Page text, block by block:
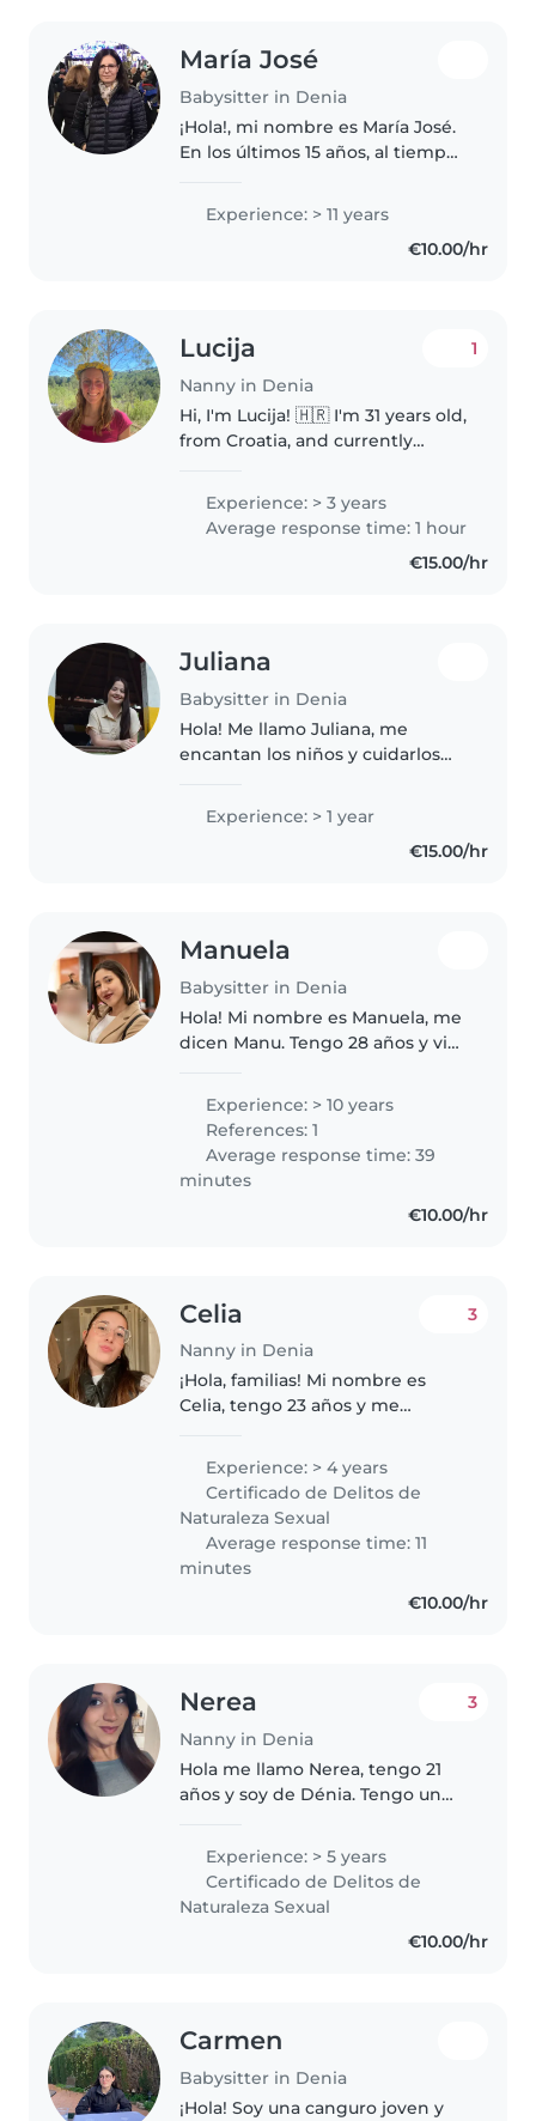
María José
Babysitter in Denia
¡Hola!, mi nombre es María José.
En los últimos 15 años, al tiempo
cuidado también de mis
sobrinos y sobrinas, de
diferentes edades (bebés, en
Experience: > 11 years
€10.00/hr
Lucija
Nanny in Denia
1
Hi, I'm Lucija! 🇭🇷 I'm 31 years old,
from Croatia, and currently
in Dénia. I speak Croatian,
English, and a little Spanish, and
I love connecting with..
Experience: > 3 years
Average response time: 1 hour
€15.00/hr
Juliana
Babysitter in Denia
Hola! Me llamo Juliana, me
encantan los niños y cuidarlos
responsabilidad. Tengo
experiencia, soy puntual y me
gusta hacer actividades, juegos y
Experience: > 1 year
€15.00/hr
Manuela
Babysitter in Denia
Hola! Mi nombre es Manuela, me
dicen Manu. Tengo 28 años y vivo
diez años, cuide a un monton de
peques de diferentes edades,
principalmente..
Experience: > 10 years
References: 1
Average response time: 39
minutes
€10.00/hr
Celia
Nanny in Denia
3
¡Hola, familias! Mi nombre es
Celia, tengo 23 años y me
cuidado infantil. Estudié el ciclo
de Educación Infantil y
actualmente estoy en mi tercer
Experience: > 4 years
Certificado de Delitos de
Naturaleza Sexual
Average response time: 11
minutes
€10.00/hr
Nerea
Nanny in Denia
3
Hola me llamo Nerea, tengo 21
años y soy de Dénia. Tengo un
grado superior de Educación
Infantil, del cual dispongo de
varios conocimientos de
primeros auxilios..
Experience: > 5 years
Certificado de Delitos de
Naturaleza Sexual
€10.00/hr
Carmen
Babysitter in Denia
¡Hola! Soy una canguro joven y